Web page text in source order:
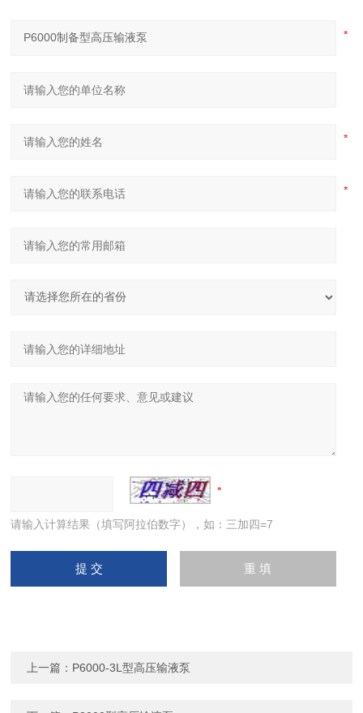
请输入计算结果（填写阿拉伯数字），如：三加四=7
上一篇： P6000-3L型高压输液泵